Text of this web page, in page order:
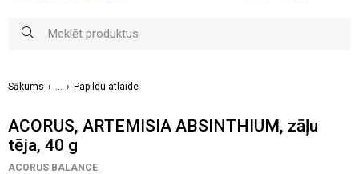
Sākums Papildu atlaide
ACORUS, ARTEMISIA ABSINTHIUM, zāļu
tēja, 40 g
ACORUS BALANCE